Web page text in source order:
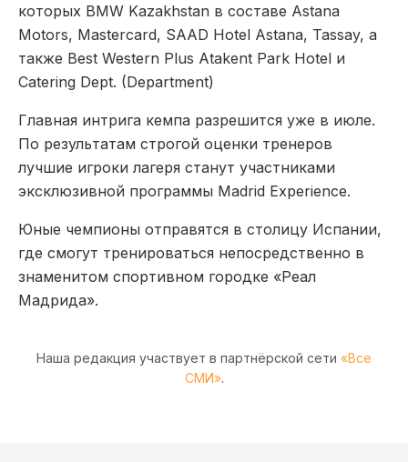
которых BMW Kazakhstan в составе Astana
Motors, Mastercard, SAAD Hotel Astana, Tassay, а
также Best Western Plus Atakent Park Hotel и
Catering Dept. (Department)
Главная интрига кемпа разрешится уже в июле.
По результатам строгой оценки тренеров
лучшие игроки лагеря станут участниками
эксклюзивной программы Madrid Experience.
Юные чемпионы отправятся в столицу Испании,
где смогут тренироваться непосредственно в
знаменитом спортивном городке «Реал
Мадрида».
Наша редакция участвует в партнёрской сети «Все
СМИ».